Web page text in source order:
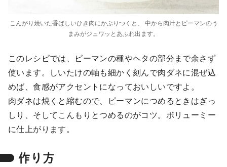
こんがり焼いた香ばしいひき肉にかぶりつくと、 中から肉汁とピーマンのう
まみがジュワッとあふれ出ます。
このレシピでは、ピーマンの種やヘタの部分まで余さず
使います。しいたけの軸も細かく刻んで肉ダネに混ぜ込
めば、食感がアクセントになっておいしいですよ。
肉ダネは焼くと縮むので、ピーマンにつめるときはぎっ
しり、そしてこんもりとつめるのがコツ。ボリューミー
に仕上がります。
作り方